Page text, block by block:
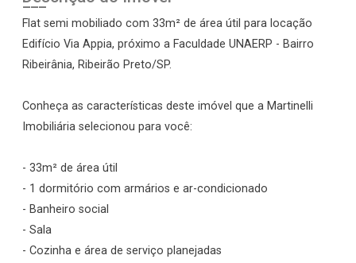
Flat semi mobiliado com 33m² de área útil para locação
Edifício Via Appia, próximo a Faculdade UNAERP - Bairro
Ribeirânia, Ribeirão Preto/SP.
Conheça as características deste imóvel que a Martinelli
Imobiliária selecionou para você:
- 33m² de área útil
- 1 dormitório com armários e ar-condicionado
- Banheiro social
- Sala
- Cozinha e área de serviço planejadas